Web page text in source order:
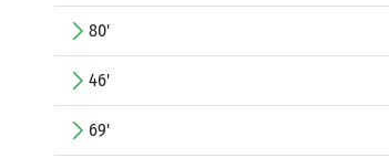
80'
46'
69'